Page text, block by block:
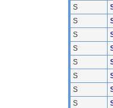
S
S
S
S
S
S
S
S